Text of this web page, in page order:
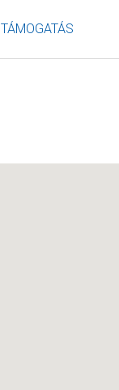
TÁMOGATÁS